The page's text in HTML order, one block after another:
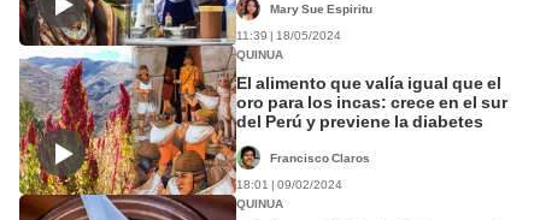
Mary Sue Espiritu
11:39 | 18/05/2024
QUINUA
El alimento que valía igual que el
oro para los incas: crece en el sur
del Perú y previene la diabetes
Francisco Claros
18:01 | 09/02/2024
QUINUA